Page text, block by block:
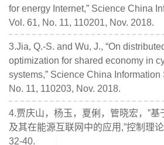
for energy Internet,” Science China
Vol. 61, No. 11, 110201, Nov. 2018.
3.Jia, Q.-S. and Wu, J., “On
optimization for shared economy in
systems,” Science China Information
No. 11, 110203, Nov. 2018.
4.贾庆山，杨玉，夏俐，管晓宏，”
及其在能源互联网中的应用,”控制理
32-40.